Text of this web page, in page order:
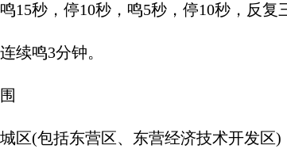
秒，停10秒，鸣5秒，停10秒，反复
鸣3分钟。
(包括东营区、东营经济技术开发区)